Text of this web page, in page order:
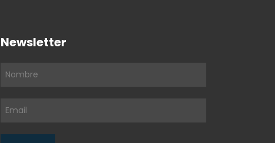
Newsletter